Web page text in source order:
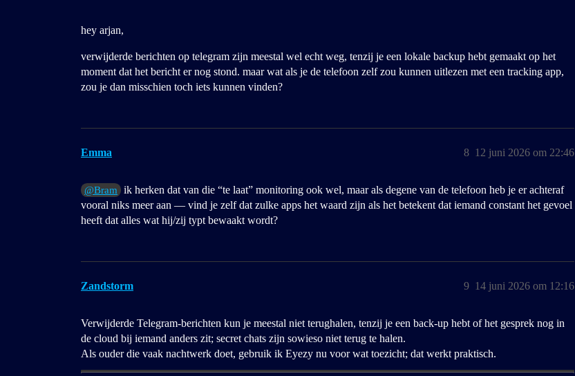
hey arjan,
verwijderde berichten op telegram zijn meestal wel echt weg, tenzij je een lokale backup hebt gemaakt op het
moment dat het bericht er nog stond. maar wat als je de telefoon zelf zou kunnen uitlezen met een tracking app,
zou je dan misschien toch iets kunnen vinden?
Emma 12 juni 2026 om 22:46
8
@Bram ik herken dat van die “te laat” monitoring ook wel, maar als degene van de telefoon heb je er achteraf
vooral niks meer aan — vind je zelf dat zulke apps het waard zijn als het betekent dat iemand constant het gevoel
heeft dat alles wat hij/zij typt bewaakt wordt?
Zandstorm 14 juni 2026 om 12:16
9
Verwijderde Telegram-berichten kun je meestal niet terughalen, tenzij je een back-up hebt of het gesprek nog in
de cloud bij iemand anders zit; secret chats zijn sowieso niet terug te halen.
Als ouder die vaak nachtwerk doet, gebruik ik Eyezy nu voor wat toezicht; dat werkt praktisch.